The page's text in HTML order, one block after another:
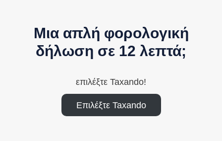
Μια απλή φορολογική
δήλωση σε 12 λεπτά;
επιλέξτε Taxando!
Επιλέξτε Taxando